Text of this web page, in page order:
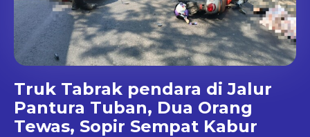
Truk Tabrak pendara di Jalur
Pantura Tuban, Dua Orang
Tewas, Sopir Sempat Kabur